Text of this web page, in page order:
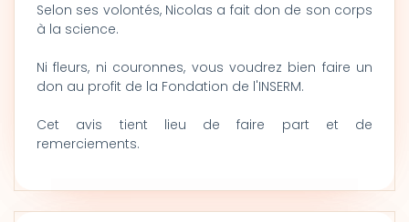
Selon ses volontés, Nicolas a fait don de son corps
à la science.
Ni fleurs, ni couronnes, vous voudrez bien faire un
don au profit de la Fondation de l'INSERM.
Cet avis tient lieu de faire part et de
remerciements.